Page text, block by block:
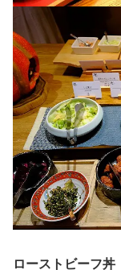
ローストビーフ丼